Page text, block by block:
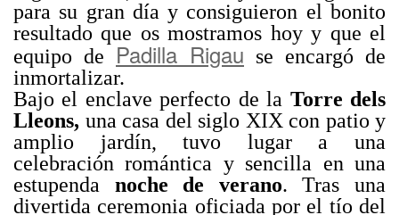
para su gran día y consiguieron el bonito
resultado que os mostramos hoy y que el
equipo de Padilla Rigau se encargó de
inmortalizar.
Bajo el enclave perfecto de la Torre dels
Lleons, una casa del siglo XIX con patio y
amplio jardín, tuvo lugar a una
celebración romántica y sencilla en una
estupenda noche de verano. Tras una
divertida ceremonia oficiada por el tío del